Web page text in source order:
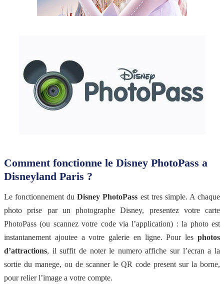
Comment fonctionne le Disney PhotoPass a
Disneyland Paris ?
Le fonctionnement duDisney PhotoPass est tres simple. A chaque
photo prise par un photographe Disney, presentez votre carte
PhotoPass (ou scannez votre code via l’application) : la photo est
instantanement ajoutee a votre galerie en ligne. Pour les photos
d’attractions, il suffit de noter le numero affiche sur l’ecran a la
sortie du manege, ou de scanner le QR code present sur la borne,
pour relier l’image a votre compte.